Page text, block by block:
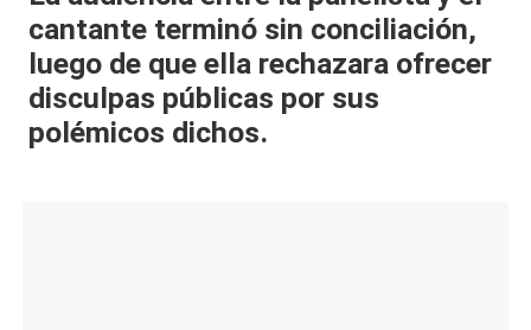
al
it
y
s,
cantante terminó sin conciliación,
luego de que ella rechazara ofrecer
disculpas públicas por sus
polémicos dichos.